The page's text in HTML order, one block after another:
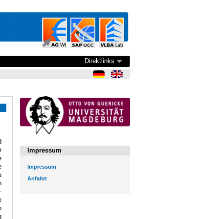
Direktlinks
Impressum
Impressum
Anfahrt